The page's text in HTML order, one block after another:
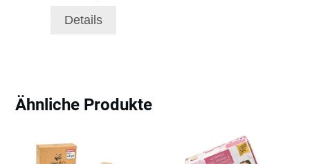
Details
Ähnliche Produkte